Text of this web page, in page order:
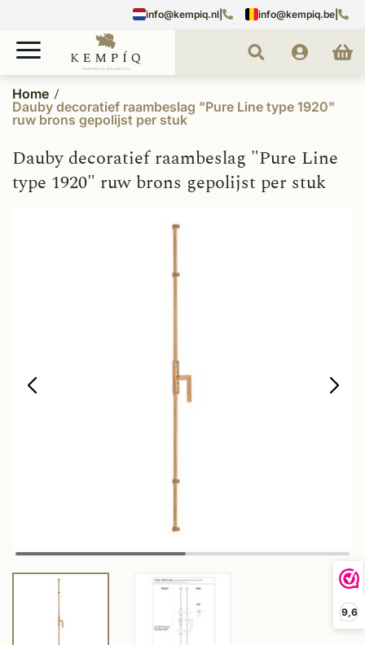
9,6
info@kempiq.nl info@kempiq.be
Home
Dauby decoratief raambeslag "Pure Line type 1920"
ruw brons gepolijst per stuk
Dauby decoratief raambeslag "Pure Line
type 1920" ruw brons gepolijst per stuk